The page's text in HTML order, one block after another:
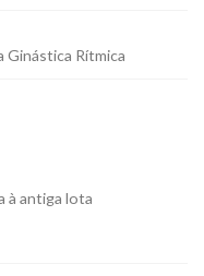
Ginástica Rítmica
à antiga lota